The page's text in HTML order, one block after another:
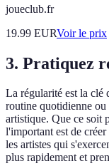
joueclub.fr
19.99 EURVoir le prix
3. Pratiquez
La régularité est la clé
routine quotidienne ou
artistique. Que ce soit
l'important est de
les artistes qui
plus rapidement et